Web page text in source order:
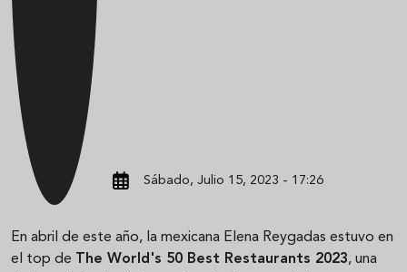
Sábado, Julio 15, 2023 - 17:26
En abril de este año, la mexicana Elena Reygadas estuvo en
el top de
The World's 50 Best Restaurants 2023, una